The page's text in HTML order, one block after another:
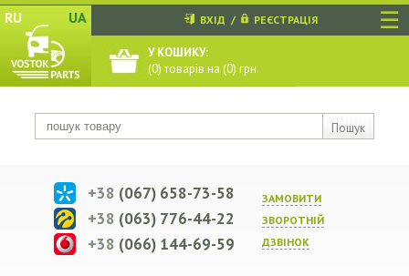
☰
RU UA
Пошук
ВХІД / РЕЄСТРАЦІЯ
У КОШИКУ:
(0) товарів на (0) грн.
ЗАМОВИТИ
ЗВОРОТНIЙ
ДЗВIНОК
+38 (067) 658-73-58
+38 (063) 776-44-22
+38 (066) 144-69-59